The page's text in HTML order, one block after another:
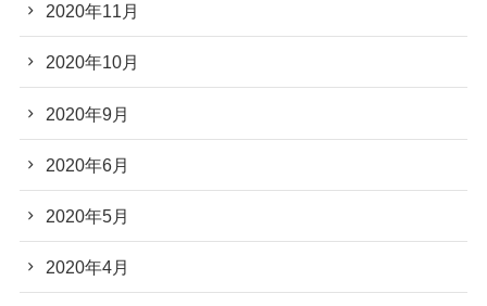
2020年11月
2020年10月
2020年9月
2020年6月
2020年5月
2020年4月